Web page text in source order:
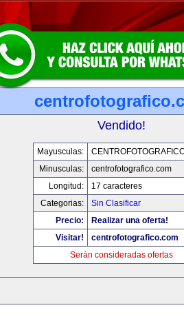
Vendido!
Mayusculas:
Minusculas:
centrofotografico.com
Longitud:
17 caracteres
Categorias:
Sin Clasificar
Precio:
Realizar una oferta!
Visitar!
centrofotografico.com
Serán consideradas ofertas